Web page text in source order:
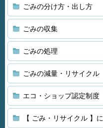
ごみの分け方・出し方
ごみの収集
ごみの処理
ごみの減量・リサイクル
エコ・ショップ認定制度
【 ごみ・リサイクル 】